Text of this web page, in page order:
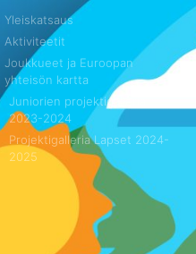
Yleiskatsaus
Aktiviteetit
Joukkueet ja Euroopan
yhteisön kartta
Juniorien projektigalleria
2023-2024
Projektigalleria Lapset 2024-
2025